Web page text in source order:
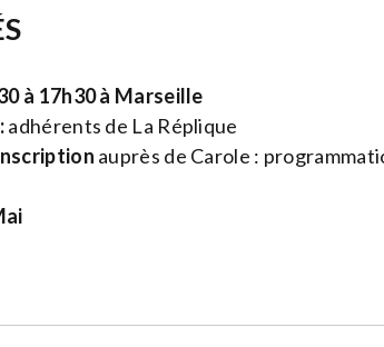
à 17h30 à Marseille
adhérents de La Réplique
auprès de Carole :